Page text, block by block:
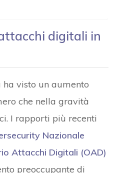
digitali in
visto un aumento
che nella gravità
I rapporti più recenti
Nazionale
Attacchi Digitali (OAD)
preoccupante di